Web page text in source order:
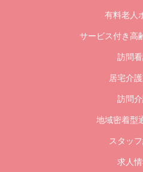
有料老人
サービス付き高
訪問
居宅介
訪問
地域密着型
スタッ
求人